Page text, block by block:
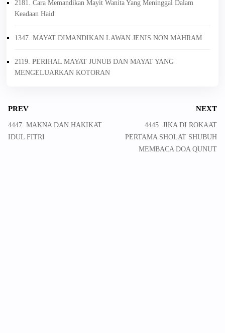
2181. Cara Memandikan Mayit Wanita Yang Meninggal Dalam
Keadaan Haid
1347. MAYAT DIMANDIKAN LAWAN JENIS NON MAHRAM
2119. PERIHAL MAYAT JUNUB DAN MAYAT YANG
MENGELUARKAN KOTORAN
PREV
4447. MAKNA DAN HAKIKAT
IDUL FITRI
NEXT
4445. JIKA DI ROKAAT
PERTAMA SHOLAT SHUBUH
MEMBACA DOA QUNUT